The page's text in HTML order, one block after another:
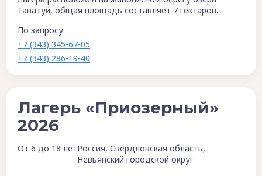
Таватуй, общая площадь составляет 7 гектаров.
По запросу:
+7 (343) 345-67-05
+7 (343) 286-19-40
Лагерь «Приозерный»
2026
От 6 до 18 летРоссия, Свердловская область,
Невьянский городской округ